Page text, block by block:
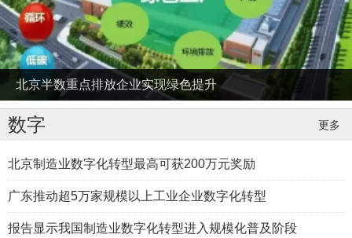
北京半数重点排放企业实现绿色提升
数字 更多
北京制造业数字化转型最高可获200万元奖励
广东推动超5万家规模以上工业企业数字化转型
报告显示我国制造业数字化转型进入规模化普及阶段